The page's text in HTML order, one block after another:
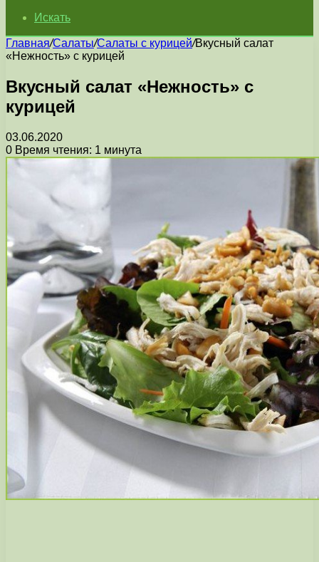
Искать
Главная/Салаты/Салаты с курицей/Вкусный салат
«Нежность» с курицей
Вкусный салат «Нежность» с
курицей
03.06.2020
0 Время чтения: 1 минута